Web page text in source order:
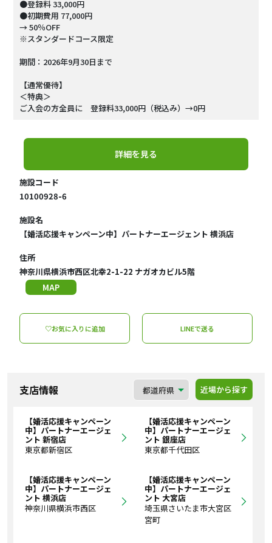
●登録料 33,000円
●初期費用 77,000円
→ 50％OFF
※スタンダードコース限定
期間：2026年9月30日まで
【通常優待】
＜特典＞
ご入会の方全員に 登録料33,000円（税込み）→0円
詳細を見る
施設コード
10100928-6
施設名
【婚活応援キャンペーン中】パートナーエージェント 横浜店
住所
神奈川県横浜市西区北幸2-1-22 ナガオカビル5階
MAP
♡お気に入りに追加 LINEで送る
支店情報 近場から探す
【婚活応援キャンペーン
中】パートナーエージェ
ント 新宿店
東京都新宿区
【婚活応援キャンペーン
中】パートナーエージェ
ント 銀座店
東京都千代田区
【婚活応援キャンペーン
中】パートナーエージェ
ント 横浜店
神奈川県横浜市西区
【婚活応援キャンペーン
中】パートナーエージェ
ント 大宮店
埼玉県さいたま市大宮区
宮町